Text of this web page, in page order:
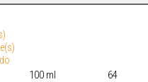
100 ml 64